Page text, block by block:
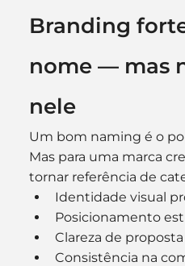
Branding
nome — mas
nele
Um bom naming é o
Mas para uma marca
tornar referência de
Identidade visual
Posicionamento
Clareza de
Consistência na